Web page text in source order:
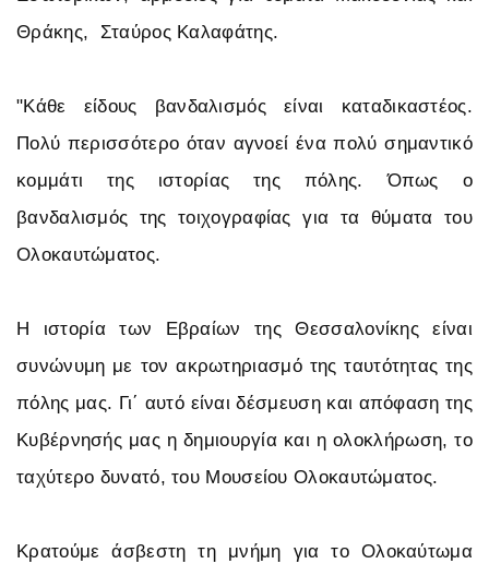
Θράκης, Σταύρος Καλαφάτης.
"Κάθε είδους βανδαλισμός είναι καταδικαστέος.
Πολύ περισσότερο όταν αγνοεί ένα πολύ σημαντικό
κομμάτι της ιστορίας της πόλης. Όπως ο
βανδαλισμός της τοιχογραφίας για τα θύματα του
Ολοκαυτώματος.
Η ιστορία των Εβραίων της Θεσσαλονίκης είναι
συνώνυμη με τον ακρωτηριασμό της ταυτότητας της
πόλης μας. Γι΄ αυτό είναι δέσμευση και απόφαση της
Κυβέρνησής μας η δημιουργία και η ολοκλήρωση, το
ταχύτερο δυνατό, του Μουσείου Ολοκαυτώματος.
Κρατούμε άσβεστη τη μνήμη για το Ολοκαύτωμα